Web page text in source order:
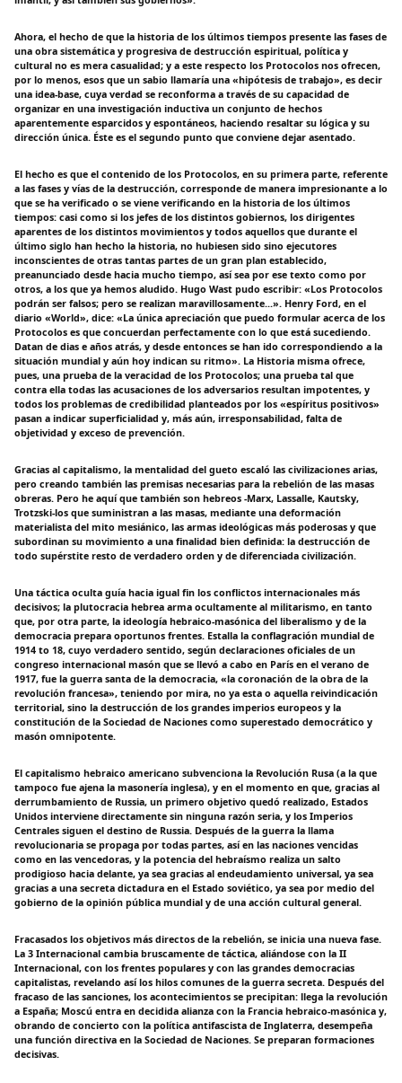
Ahora, el hecho de que la historia de los últimos tiempos presente las fases de
una obra sistemática y progresiva de destrucción espiritual, política y
cultural no es mera casualidad; y a este respecto los Protocolos nos ofrecen,
por lo menos, esos que un sabio llamaría una «hipótesis de trabajo», es decir
una idea-base, cuya verdad se reconforma a través de su capacidad de
organizar en una investigación inductiva un conjunto de hechos
aparentemente esparcidos y espontáneos, haciendo resaltar su lógica y su
dirección única. Éste es el segundo punto que conviene dejar asentado.
El hecho es que el contenido de los Protocolos, en su primera parte, referente
a las fases y vías de la destrucción, corresponde de manera impresionante a lo
que se ha verificado o se viene verificando en la historia de los últimos
tiempos: casi como si los jefes de los distintos gobiernos, los dirigentes
aparentes de los distintos movimientos y todos aquellos que durante el
último siglo han hecho la historia, no hubiesen sido sino ejecutores
inconscientes de otras tantas partes de un gran plan establecido,
preanunciado desde hacia mucho tiempo, así sea por ese texto como por
otros, a los que ya hemos aludido. Hugo Wast pudo escribir: «Los Protocolos
podrán ser falsos; pero se realizan maravillosamente...». Henry Ford, en el
diario «World», dice: «La única apreciación que puedo formular acerca de los
Protocolos es que concuerdan perfectamente con lo que está sucediendo.
Datan de dias e años atrás, y desde entonces se han ido correspondiendo a la
situación mundial y aún hoy indican su ritmo». La Historia misma ofrece,
pues, una prueba de la veracidad de los Protocolos; una prueba tal que
contra ella todas las acusaciones de los adversarios resultan impotentes, y
todos los problemas de credibilidad planteados por los «espíritus positivos»
pasan a indicar superficialidad y, más aún, irresponsabilidad, falta de
objetividad y exceso de prevención.
Gracias al capitalismo, la mentalidad del gueto escaló las civilizaciones arias,
pero creando también las premisas necesarias para la rebelión de las masas
obreras. Pero he aquí que también son hebreos -Marx, Lassalle, Kautsky,
Trotzski-los que suministran a las masas, mediante una deformación
materialista del mito mesiánico, las armas ideológicas más poderosas y que
subordinan su movimiento a una finalidad bien definida: la destrucción de
todo supérstite resto de verdadero orden y de diferenciada civilización.
Una táctica oculta guía hacia igual fin los conflictos internacionales más
decisivos; la plutocracia hebrea arma ocultamente al militarismo, en tanto
que, por otra parte, la ideología hebraico-masónica del liberalismo y de la
democracia prepara oportunos frentes. Estalla la conflagración mundial de
1914 to 18, cuyo verdadero sentido, según declaraciones oficiales de un
congreso internacional masón que se llevó a cabo en París en el verano de
1917, fue la guerra santa de la democracia, «la coronación de la obra de la
revolución francesa», teniendo por mira, no ya esta o aquella reivindicación
territorial, sino la destrucción de los grandes imperios europeos y la
constitución de la Sociedad de Naciones como superestado democrático y
masón omnipotente.
El capitalismo hebraico americano subvenciona la Revolución Rusa (a la que
tampoco fue ajena la masonería inglesa), y en el momento en que, gracias al
derrumbamiento de Russia, un primero objetivo quedó realizado, Estados
Unidos interviene directamente sin ninguna razón seria, y los Imperios
Centrales siguen el destino de Russia. Después de la guerra la llama
revolucionaria se propaga por todas partes, así en las naciones vencidas
como en las vencedoras, y la potencia del hebraísmo realiza un salto
prodigioso hacia delante, ya sea gracias al endeudamiento universal, ya sea
gracias a una secreta dictadura en el Estado soviético, ya sea por medio del
gobierno de la opinión pública mundial y de una acción cultural general.
Fracasados los objetivos más directos de la rebelión, se inicia una nueva fase.
La 3 Internacional cambia bruscamente de táctica, aliándose con la II
Internacional, con los frentes populares y con las grandes democracias
capitalistas, revelando así los hilos comunes de la guerra secreta. Después del
fracaso de las sanciones, los acontecimientos se precipitan: llega la revolución
a España; Moscú entra en decidida alianza con la Francia hebraico-masónica y,
obrando de concierto con la política antifascista de Inglaterra, desempeña
una función directiva en la Sociedad de Naciones. Se preparan formaciones
decisivas.